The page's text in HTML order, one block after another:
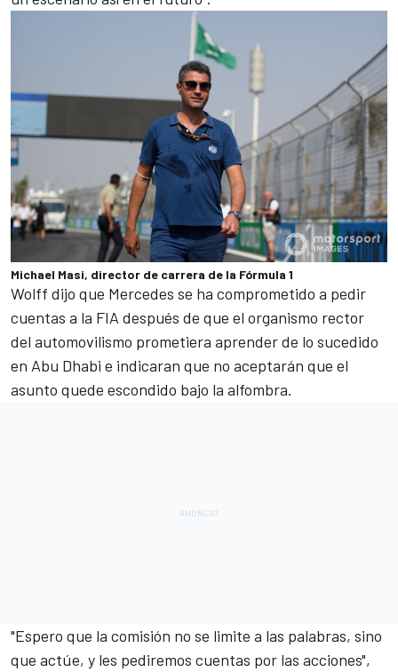
Michael Masi, director de carrera de la Fórmula 1
Wolff dijo que Mercedes se ha comprometido a pedir
cuentas a la FIA después de que el organismo rector
del automovilismo prometiera aprender de lo sucedido
en Abu Dhabi e indicaran que no aceptarán que el
asunto quede escondido bajo la alfombra.
"Espero que la comisión no se limite a las palabras, sino
que actúe, y les pediremos cuentas por las acciones",